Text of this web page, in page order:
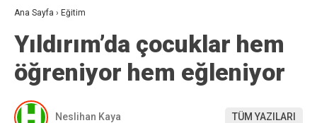
Ana Sayfa › Eğitim
Yıldırım’da çocuklar hem
öğreniyor hem eğleniyor
Neslihan Kaya TÜM YAZILARI